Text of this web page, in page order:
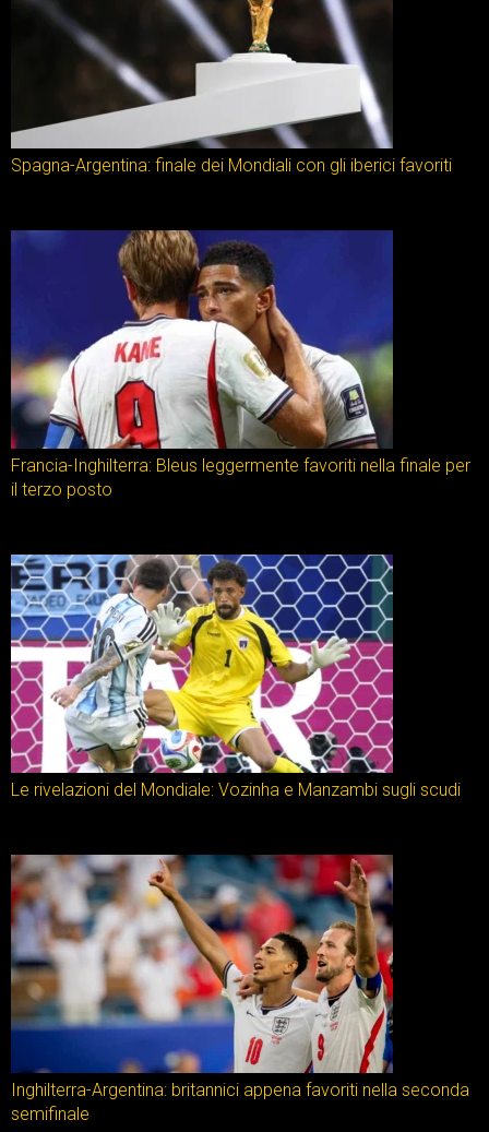
Spagna-Argentina: finale dei Mondiali con gli iberici favoriti
Francia-Inghilterra: Bleus leggermente favoriti nella finale per
il terzo posto
Le rivelazioni del Mondiale: Vozinha e Manzambi sugli scudi
Inghilterra-Argentina: britannici appena favoriti nella seconda
semifinale